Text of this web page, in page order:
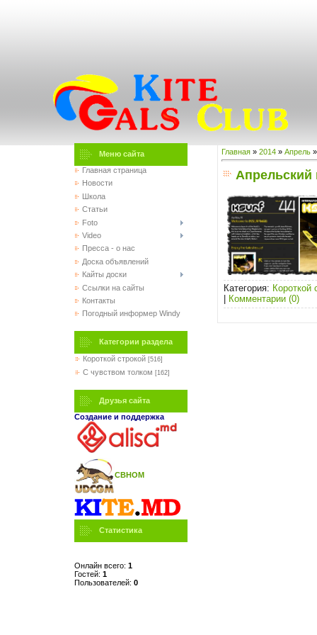
Меню сайта
Главная страница
Новости
Школа
Статьи
Foto
Video
Пресса - о нас
Доска объявлений
Кайты доски
Ссылки на сайты
Контакты
Погодный информер Windy
Категории раздела
Короткой строкой [516]
C чувством толком [162]
Друзья сайта
Создание и поддержка
СВНОМ
Статистика
Онлайн всего: 1
Гостей: 1
Пользователей: 0
Главная» 2014 » Апрель »
Категория: Короткой
Комментарии (0)